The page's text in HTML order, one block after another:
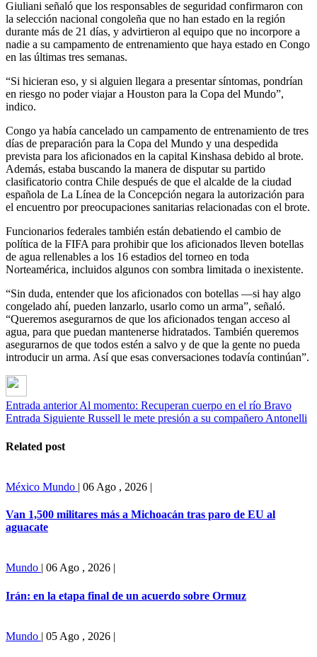
Giuliani señaló que los responsables de seguridad confirmaron con
la selección nacional congoleña que no han estado en la región
durante más de 21 días, y advirtieron al equipo que no incorpore a
nadie a su campamento de entrenamiento que haya estado en Congo
en las últimas tres semanas.
“Si hicieran eso, y si alguien llegara a presentar síntomas, pondrían
en riesgo no poder viajar a Houston para la Copa del Mundo”,
indico.
Congo ya había cancelado un campamento de entrenamiento de tres
días de preparación para la Copa del Mundo y una despedida
prevista para los aficionados en la capital Kinshasa debido al brote.
Además, estaba buscando la manera de disputar su partido
clasificatorio contra Chile después de que el alcalde de la ciudad
española de La Línea de la Concepción negara la autorización para
el encuentro por preocupaciones sanitarias relacionadas con el brote.
Funcionarios federales también están debatiendo el cambio de
política de la FIFA para prohibir que los aficionados lleven botellas
de agua rellenables a los 16 estadios del torneo en toda
Norteamérica, incluidos algunos con sombra limitada o inexistente.
“Sin duda, entender que los aficionados con botellas —si hay algo
congelado ahí, pueden lanzarlo, usarlo como un arma”, señaló.
“Queremos asegurarnos de que los aficionados tengan acceso al
agua, para que puedan mantenerse hidratados. También queremos
asegurarnos de que todos estén a salvo y de que la gente no pueda
introducir un arma. Así que esas conversaciones todavía continúan”.
Entrada anterior Al momento: Recuperan cuerpo en el río Bravo
Entrada Siguiente Russell le mete presión a su compañero Antonelli
Related post
México Mundo | 06 Ago , 2026 |
Van 1,500 militares más a Michoacán tras paro de EU al
aguacate
Mundo | 06 Ago , 2026 |
Irán: en la etapa final de un acuerdo sobre Ormuz
Mundo | 05 Ago , 2026 |